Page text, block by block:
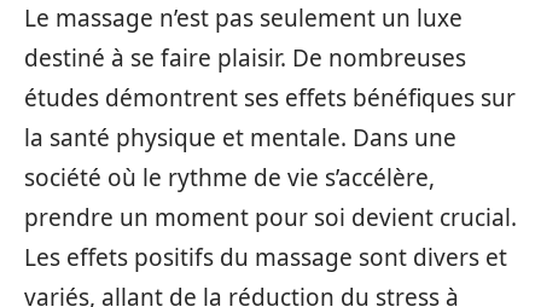
Le massage n’est pas seulement un luxe
destiné à se faire plaisir. De nombreuses
études démontrent ses effets bénéfiques sur
la santé physique et mentale. Dans une
société où le rythme de vie s’accélère,
prendre un moment pour soi devient crucial.
Les effets positifs du massage sont divers et
variés, allant de la réduction du stress à